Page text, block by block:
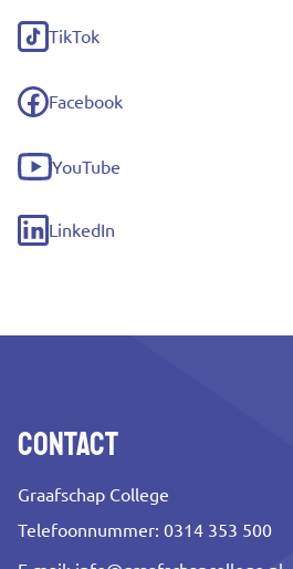
link)
TikTok
(externe
link)
Facebook
(externe
link)
YouTube
(externe
link)
LinkedIn
(externe
Contact
Graafschap College
Telefoonnummer: 0314 353 500